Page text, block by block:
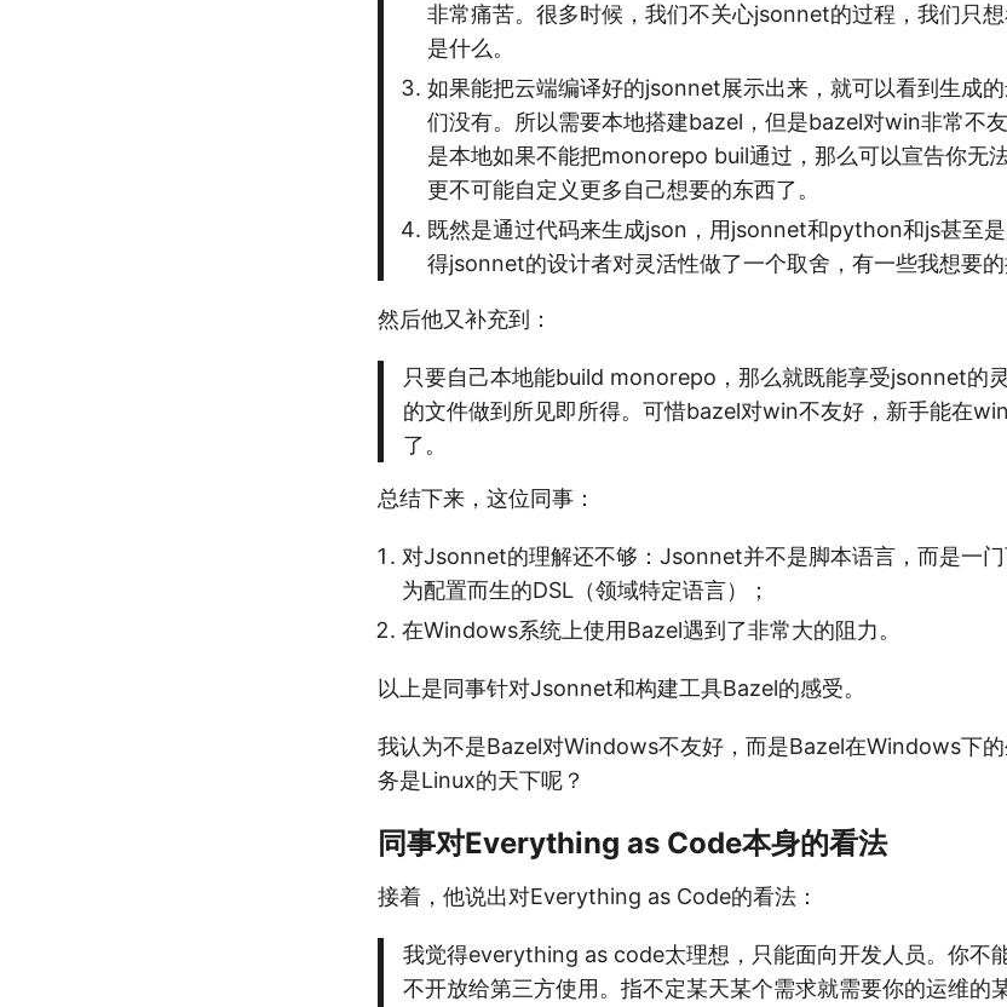
非常痛苦。很多时候，我们不关心jsonnet的过程，我们只
是什么。
如果能把云端编译好的jsonnet展示出来，就可以看到生成
们没有。所以需要本地搭建bazel，但是bazel对win非常不
是本地如果不能把monorepo buil通过，那么可以宣告你无
更不可能自定义更多自己想要的东西了。
既然是通过代码来生成json，用jsonnet和python和js甚至
得jsonnet的设计者对灵活性做了一个取舍，有一些我想要
然后他又补充到：
只要自己本地能build monorepo，那么就既能享受jsonnet的
的文件做到所见即所得。可惜bazel对win不友好，新手能在
了。
总结下来，这位同事：
对Jsonnet的理解还不够：Jsonnet并不是脚本语言，而是一
为配置而生的DSL（领域特定语言）；
在Windows系统上使用Bazel遇到了非常大的阻力。
以上是同事针对Jsonnet和构建工具Bazel的感受。
我认为不是Bazel对Windows不友好，而是Bazel在Windows下
务是Linux的天下呢？
同事对Everything as Code本身的看法
接着，他说出对Everything as Code的看法：
我觉得everything as code太理想，只能面向开发人员。你不
不开放给第三方使用。指不定某天某个需求就需要你的运维的